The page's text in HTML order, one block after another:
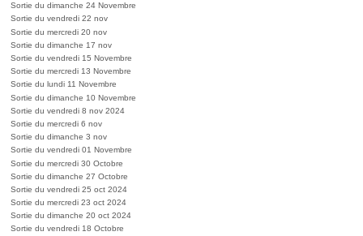
Sortie du dimanche 24 Novembre
Sortie du vendredi 22 nov
Sortie du mercredi 20 nov
Sortie du dimanche 17 nov
Sortie du vendredi 15 Novembre
Sortie du mercredi 13 Novembre
Sortie du lundi 11 Novembre
Sortie du dimanche 10 Novembre
Sortie du vendredi 8 nov 2024
Sortie du mercredi 6 nov
Sortie du dimanche 3 nov
Sortie du vendredi 01 Novembre
Sortie du mercredi 30 Octobre
Sortie du dimanche 27 Octobre
Sortie du vendredi 25 oct 2024
Sortie du mercredi 23 oct 2024
Sortie du dimanche 20 oct 2024
Sortie du vendredi 18 Octobre